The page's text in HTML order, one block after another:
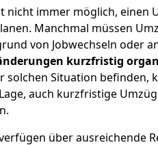
nicht immer möglich, einen
Manchmal müssen
von Jobwechseln oder
kurzfristig
solchen Situation befinden,
auch kurzfristige
über ausreichende